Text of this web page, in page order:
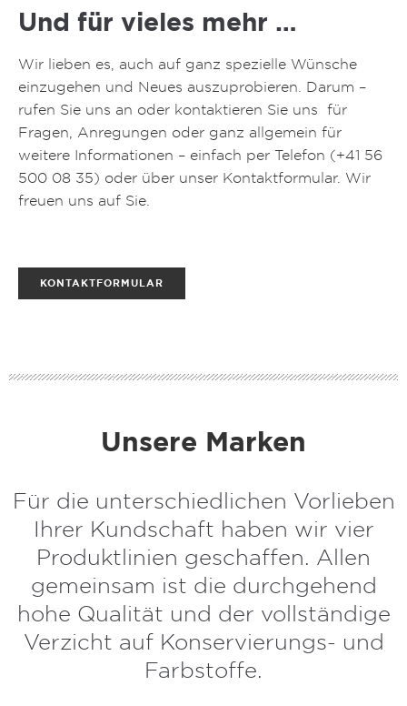
Und für vieles mehr …
Wir lieben es, auch auf ganz spezielle Wünsche
einzugehen und Neues auszuprobieren. Darum –
rufen Sie uns an oder kontaktieren Sie uns für
Fragen, Anregungen oder ganz allgemein für
weitere Informationen – einfach per Telefon (+41 56
500 08 35) oder über unser Kontaktformular. Wir
freuen uns auf Sie.
KONTAKTFORMULAR
Unsere Marken
Für die unterschiedlichen Vorlieben
Ihrer Kundschaft haben wir vier
Produktlinien geschaffen. Allen
gemeinsam ist die durchgehend
hohe Qualität und der vollständige
Verzicht auf Konservierungs- und
Farbstoffe.